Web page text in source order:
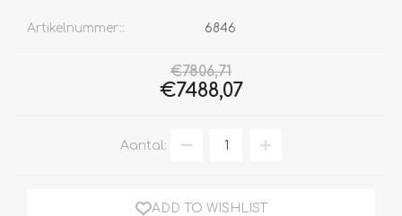
Artikelnummer:: 6846
€7806,71
€7488,07
Aantal:
ADD TO WISHLIST